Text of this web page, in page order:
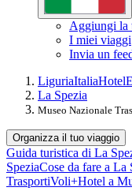
Aggiungi la
I miei viaggi
Invia un
LiguriaItaliaHotel
La Spezia
Museo Nazionale
Organizza il tuo viaggio
Guida turistica di La
SpeziaCose da fare a La
TrasportiVoli+Hotel a